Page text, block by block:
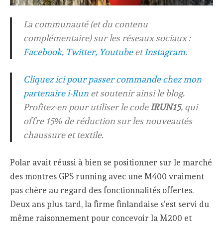
La communauté (et du contenu
complémentaire) sur les réseaux sociaux :
Facebook, Twitter, YoutubeetInstagram.
Cliquez ici pour passer commande chez mon
partenaire i-Runet soutenir ainsi le blog.
Profitez-en pour utiliser le codeIRUN15, qui
offre 15% de réduction sur les nouveautés
chaussure et textile.
Polar avait réussi à bien se positionner sur le marché
des montres GPS running avec une M400 vraiment
pas chère au regard des fonctionnalités offertes.
Deux ans plus tard, la firme finlandaise s’est servi du
même raisonnement pour concevoir la M200 et